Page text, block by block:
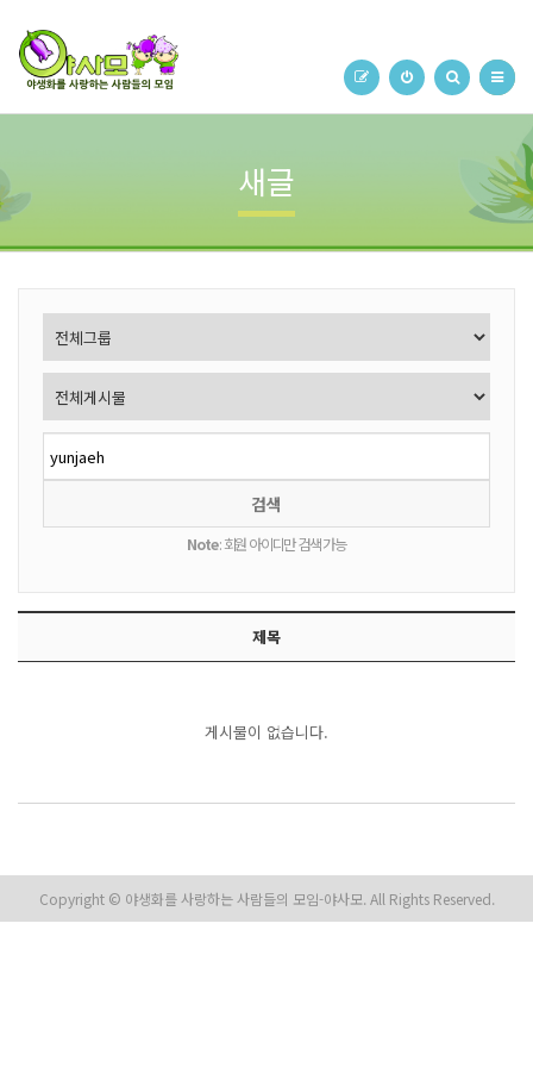
새글
검색
Note: 회원 아이디만 검색 가능
제목
게시물이 없습니다.
Copyright © 야생화를 사랑하는 사람들의 모임-야사모. All Rights Reserved.